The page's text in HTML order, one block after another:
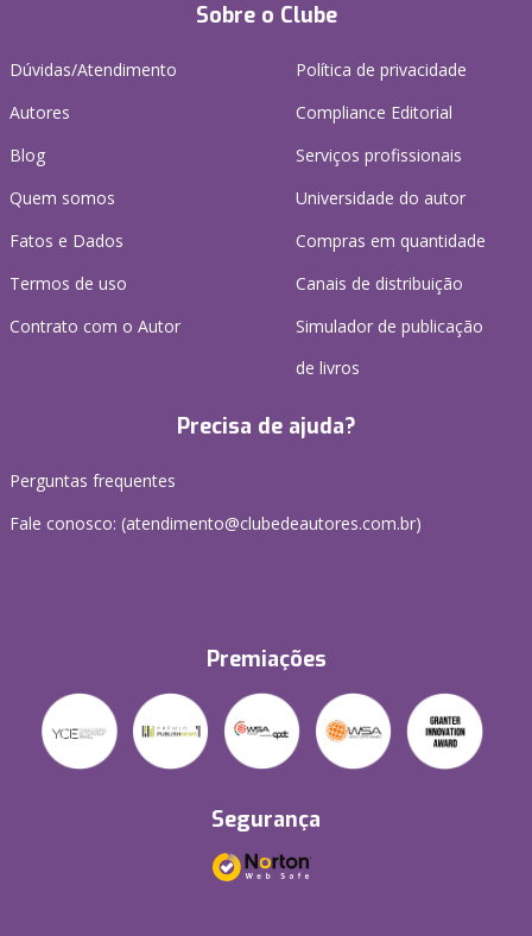
Sobre o Clube
Dúvidas/Atendimento
Autores
Blog
Quem somos
Fatos e Dados
Termos de uso
Contrato com o Autor
Política de privacidade
Compliance Editorial
Serviços profissionais
Universidade do autor
Compras em quantidade
Canais de distribuição
Simulador de publicação
de livros
Precisa de ajuda?
Perguntas frequentes
Fale conosco: (atendimento@clubedeautores.com.br)
Premiações
Segurança